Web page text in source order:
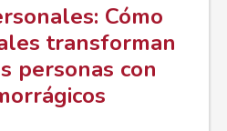
Cómo
transforman
personas con